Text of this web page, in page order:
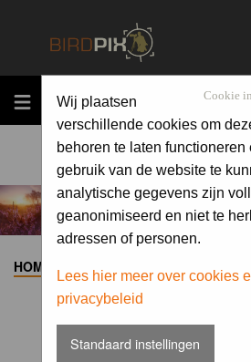
MENU Cookie
Wij plaatsen
verschillende cookies om
behoren te laten functioneren
gebruik van de website te
analytische gegevens zijn
geanonimiseerd en niet te
adressen of personen.
Lees hier meer over cookies
privacybeleid
Standaard instellingen
HOME > ALBUM